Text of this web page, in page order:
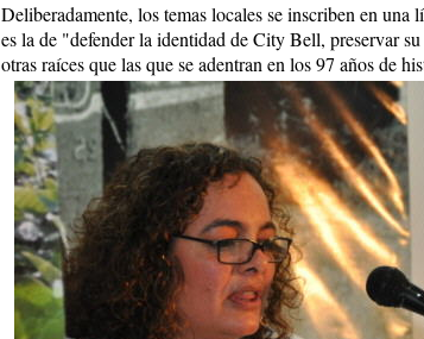
Deliberadamente, los temas locales se inscriben en
es la de "defender la identidad de City Bell, preservar
otras raíces que las que se adentran en los 97 años de